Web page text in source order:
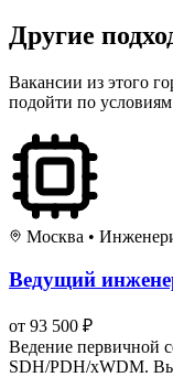
Другие
Вакансии из этого
подойти по
Москва •
Ведущий
от 93 500 ₽
Ведение первичной
SDH/PDH/xWDM.